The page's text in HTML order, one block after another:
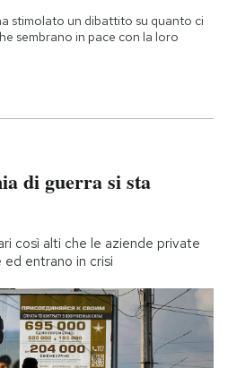
stimolato un dibattito su quanto ci
sembrano in pace con la loro
di guerra si sta
così alti che le aziende private
entrano in crisi